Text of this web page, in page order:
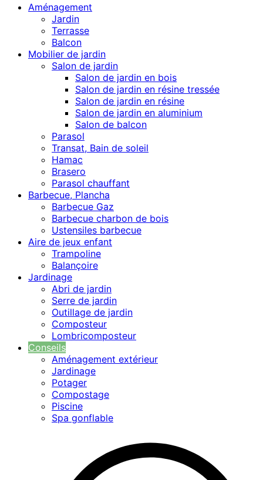
Aménagement
Jardin
Terrasse
Balcon
Mobilier de jardin
Salon de jardin
Salon de jardin en bois
Salon de jardin en résine tressée
Salon de jardin en résine
Salon de jardin en aluminium
Salon de balcon
Parasol
Transat, Bain de soleil
Hamac
Brasero
Parasol chauffant
Barbecue, Plancha
Barbecue Gaz
Barbecue charbon de bois
Ustensiles barbecue
Aire de jeux enfant
Trampoline
Balançoire
Jardinage
Abri de jardin
Serre de jardin
Outillage de jardin
Composteur
Lombricomposteur
Conseils
Aménagement extérieur
Jardinage
Potager
Compostage
Piscine
Spa gonflable